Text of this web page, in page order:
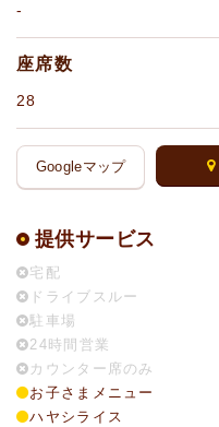
-
座席数
28
Googleマップ
提供サービス
宅配
ドライブスルー
駐車場
24時間営業
カウンター席のみ
お子さまメニュー
ハヤシライス